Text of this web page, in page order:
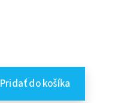
Pridať do košíka